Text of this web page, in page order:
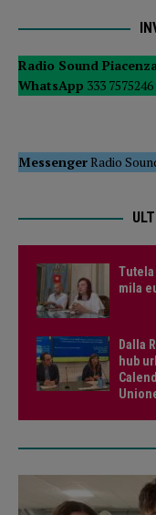
Radio Sound
WhatsApp 333 7575246
MessengerRadio
mila
Dalla
hub